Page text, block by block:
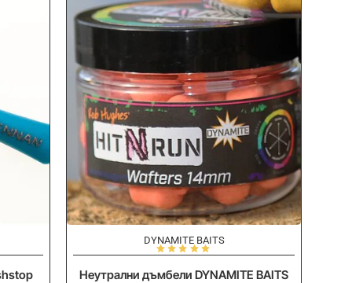
DYNAMITE BAITS
Неутрални дъмбели DYNAMITE BAITS